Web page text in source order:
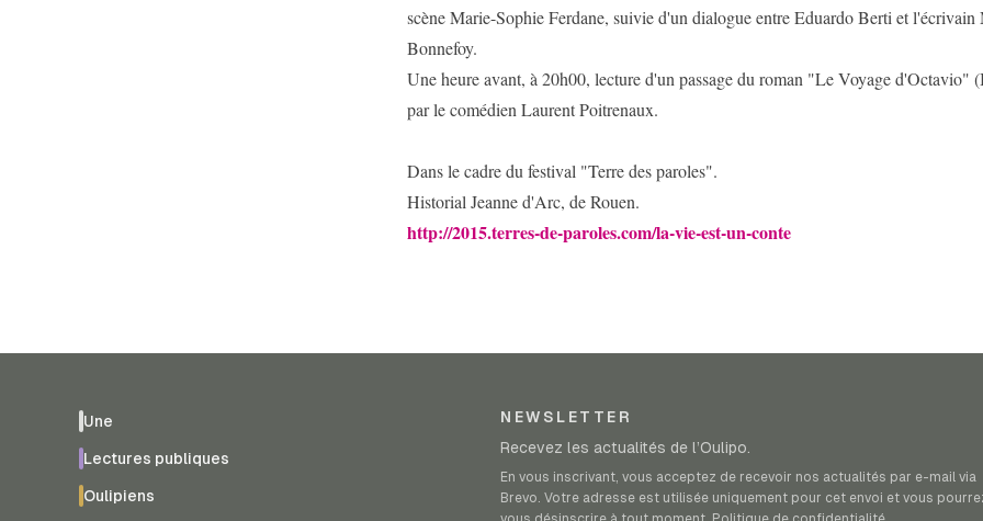
scène Marie-Sophie Ferdane, suivie d'un dialogue entre Eduardo Berti et l'écrivain
Bonnefoy.
Une heure avant, à 20h00, lecture d'un passage du roman "Le Voyage d'Octavio"
par le comédien Laurent Poitrenaux.
Dans le cadre du festival "Terre des paroles".
Historial Jeanne d'Arc, de Rouen.
http://2015.terres-de-paroles.com/la-vie-est-un-conte
Une
Lectures publiques
Oulipiens
NEWSLETTER
Recevez les actualités de l’Oulipo.
En vous inscrivant, vous acceptez de recevoir nos actualités par e-mail via
Brevo. Votre adresse est utilisée uniquement pour cet envoi et vous